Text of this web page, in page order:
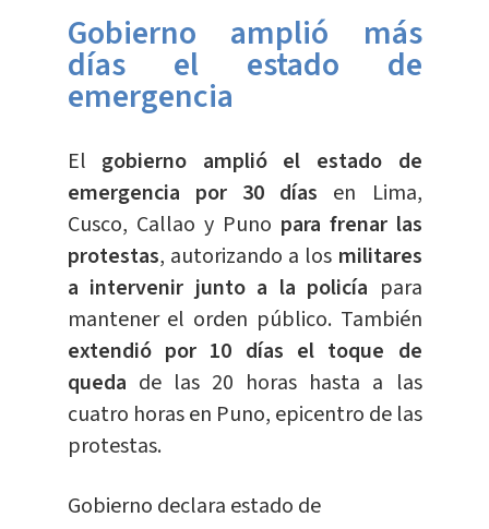
Gobierno amplió más
días el estado de
emergencia
El gobierno amplió el estado de
emergencia por 30 días en Lima,
Cusco, Callao y Puno para frenar las
protestas, autorizando a los militares
a intervenir junto a la policía para
mantener el orden público. También
extendió por 10 días el toque de
queda de las 20 horas hasta a las
cuatro horas en Puno, epicentro de las
protestas.
Gobierno declara estado de